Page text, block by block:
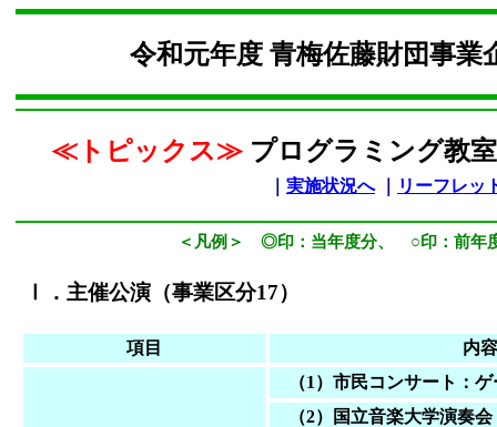
令和元年度 青梅佐藤財団事
≪トピックス≫プログラミング教
実施状況へ｜ リーフレッ
＜ 凡例 ＞ ◎印：当年度分、 ○印：前年
Ⅰ．主催公演（事業区分17）
項目 内
（1）市民コンサート：ゲ
（2）国立音楽大学演奏会